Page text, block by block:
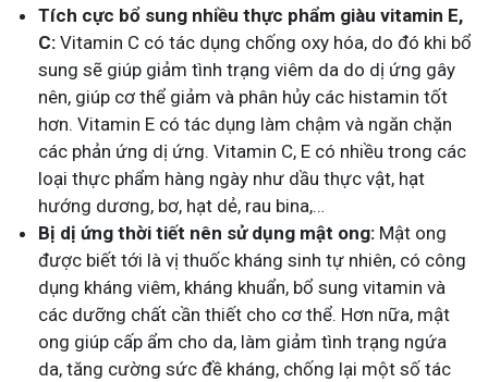
Tích cực bổ sung nhiều thực phẩm giàu vitamin E,
C: Vitamin C có tác dụng chống oxy hóa, do đó khi bổ
sung sẽ giúp giảm tình trạng viêm da do dị ứng gây
nên, giúp cơ thể giảm và phân hủy các histamin tốt
hơn. Vitamin E có tác dụng làm chậm và ngăn chặn
các phản ứng dị ứng. Vitamin C, E có nhiều trong các
loại thực phẩm hàng ngày như dầu thực vật, hạt
hướng dương, bơ, hạt dẻ, rau bina,…
Bị dị ứng thời tiết nên sử dụng mật ong: Mật ong
được biết tới là vị thuốc kháng sinh tự nhiên, có công
dụng kháng viêm, kháng khuẩn, bổ sung vitamin và
các dưỡng chất cần thiết cho cơ thể. Hơn nữa, mật
ong giúp cấp ẩm cho da, làm giảm tình trạng ngứa
da, tăng cường sức đề kháng, chống lại một số tác